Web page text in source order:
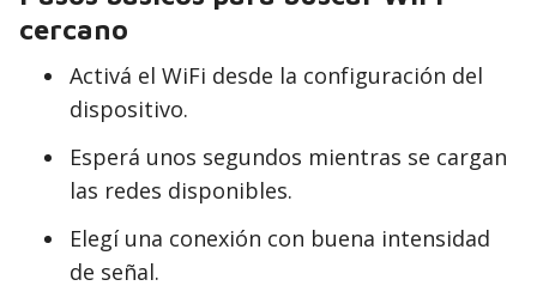
cercano
Activá el WiFi desde la configuración del
dispositivo.
Esperá unos segundos mientras se cargan
las redes disponibles.
Elegí una conexión con buena intensidad
de señal.